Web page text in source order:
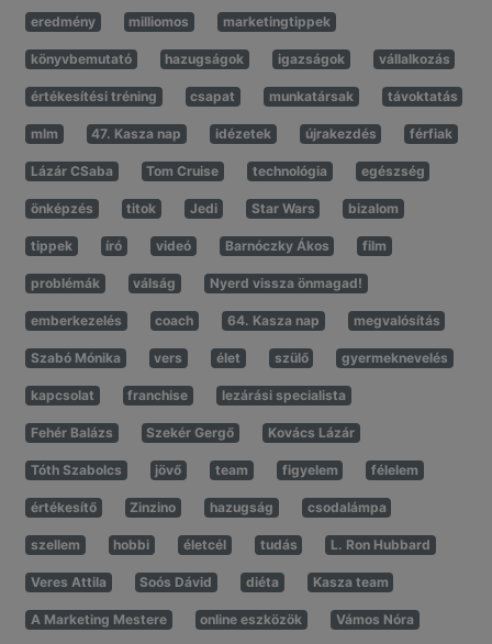
eredmény milliomos marketingtippek
könyvbemutató hazugságok igazságok vállalkozás
értékesítési tréning csapat munkatársak távoktatás
mlm 47. Kasza nap idézetek újrakezdés férfiak
Lázár CSaba Tom Cruise technológia egészség
önképzés titok Jedi Star Wars bizalom
tippek író videó Barnóczky Ákos film
problémák válság Nyerd vissza önmagad!
emberkezelés coach 64. Kasza nap megvalósítás
Szabó Mónika vers élet szülő gyermeknevelés
kapcsolat franchise lezárási specialista
Fehér Balázs Szekér Gergő Kovács Lázár
Tóth Szabolcs jövő team figyelem félelem
értékesítő Zinzino hazugság csodalámpa
szellem hobbi életcél tudás L. Ron Hubbard
Veres Attila Soós Dávid diéta Kasza team
A Marketing Mestere online eszközök Vámos Nóra